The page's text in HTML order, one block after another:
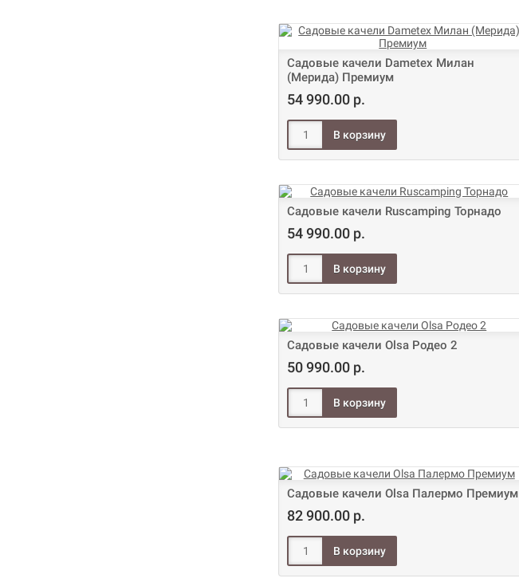
Садовые качели Dametex Милан
(Мерида) Премиум
54 990.00 р.
Садовые качели Ruscamping Торнадо
54 990.00 р.
Садовые качели Olsa Родео 2
50 990.00 р.
Садовые качели Olsa Палермо Премиум
82 900.00 р.